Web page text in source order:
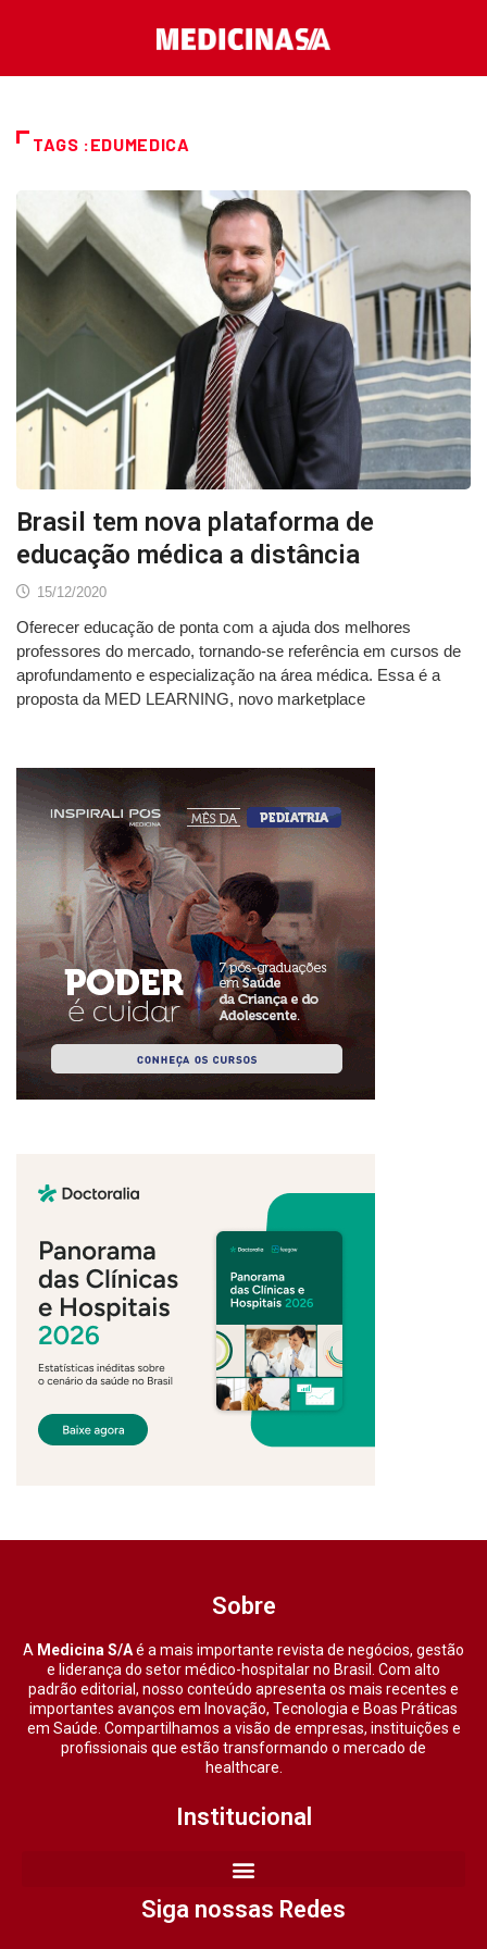
TAGS :EDUMEDICA
Brasil tem nova plataforma de
educação médica a distância
15/12/2020
Oferecer educação de ponta com a ajuda dos melhores
professores do mercado, tornando-se referência em cursos de
aprofundamento e especialização na área médica. Essa é a
proposta da MED LEARNING, novo marketplace
Sobre
A Medicina S/Aé a mais importante revista de negócios, gestão
e liderança do setor médico-hospitalar no Brasil. Com alto
padrão editorial, nosso conteúdo apresenta os mais recentes e
importantes avanços em Inovação, Tecnologia e Boas Práticas
em Saúde. Compartilhamos a visão de empresas, instituições e
profissionais que estão transformando o mercado de
healthcare.
Institucional
Siga nossas Redes